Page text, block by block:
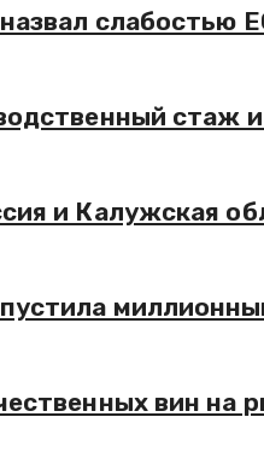
слабостью
стаж
и Калужская
вин на